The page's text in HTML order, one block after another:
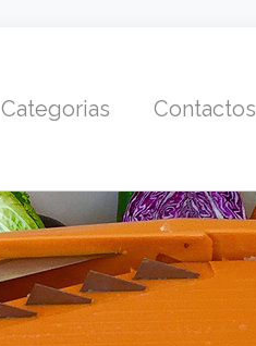
Categorias Contactos